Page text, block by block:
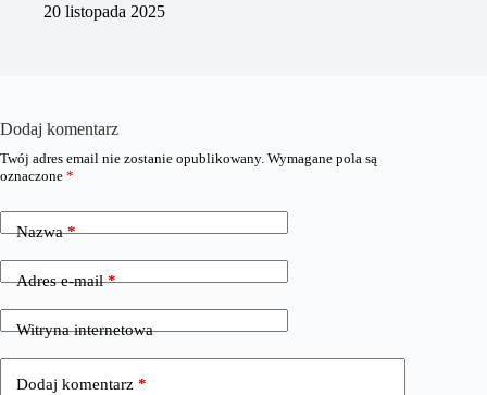
20 listopada 2025
Dodaj komentarz
Twój adres email nie zostanie opublikowany. Wymagane pola są
oznaczone *
Nazwa*
Adres e-mail*
Witryna internetowa
Dodaj komentarz *